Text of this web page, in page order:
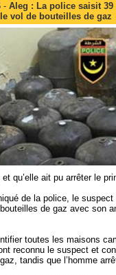
- Aleg : La police saisit
vol de bouteilles de gaz
qu’elle ait pu arrêter le
de la police, le
de gaz avec son
toutes les maisons
reconnu le suspect et
tandis que l’homme